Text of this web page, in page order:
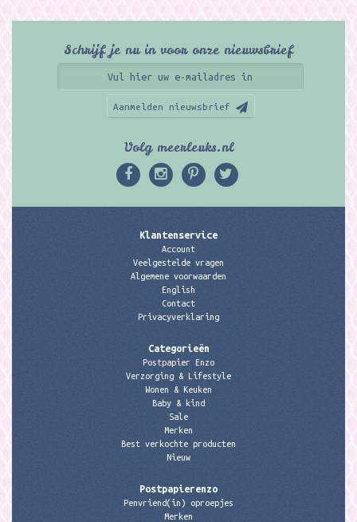
Schrijf je nu in voor onze nieuwsbrief
Aanmelden nieuwsbrief
Volg meerleuks.nl
Klantenservice
Account
Veelgestelde vragen
Algemene voorwaarden
English
Contact
Privacyverklaring
Categorieën
Postpapier Enzo
Verzorging & Lifestyle
Wonen & Keuken
Baby & kind
Sale
Merken
Best verkochte producten
Nieuw
Postpapierenzo
Penvriend(in) oproepjes
Merken